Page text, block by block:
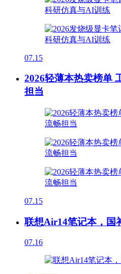
07.15
2026轻薄本热卖榜单
担当
07.15
联想Air14笔记本，国
07.16